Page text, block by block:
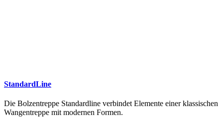
StandardLine
Die Bolzentreppe Standardline verbindet Elemente einer klassischen
Wangentreppe mit modernen Formen.